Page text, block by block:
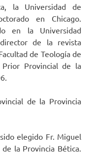
la Universidad de
en Chicago.
en la Universidad
de la revista
de Teología de
Prior Provincial de la
de la Provincia
elegido Fr. Miguel
la Provincia Bética.